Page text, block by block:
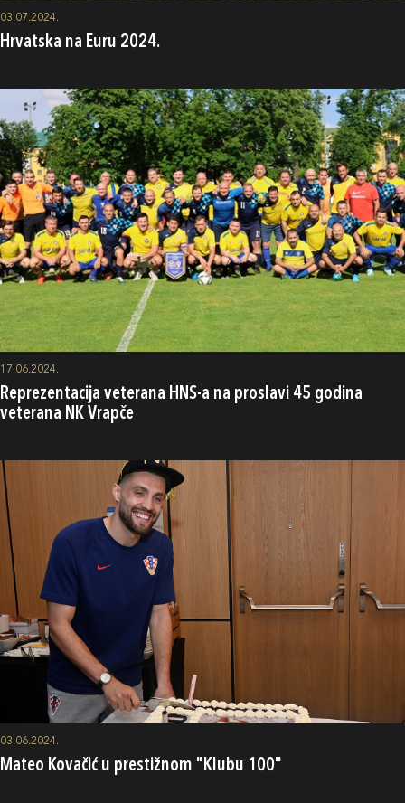
03.07.2024.
Hrvatska na Euru 2024.
17.06.2024.
Reprezentacija veterana HNS-a na proslavi 45 godina
veterana NK Vrapče
03.06.2024.
Mateo Kovačić u prestižnom "Klubu 100"